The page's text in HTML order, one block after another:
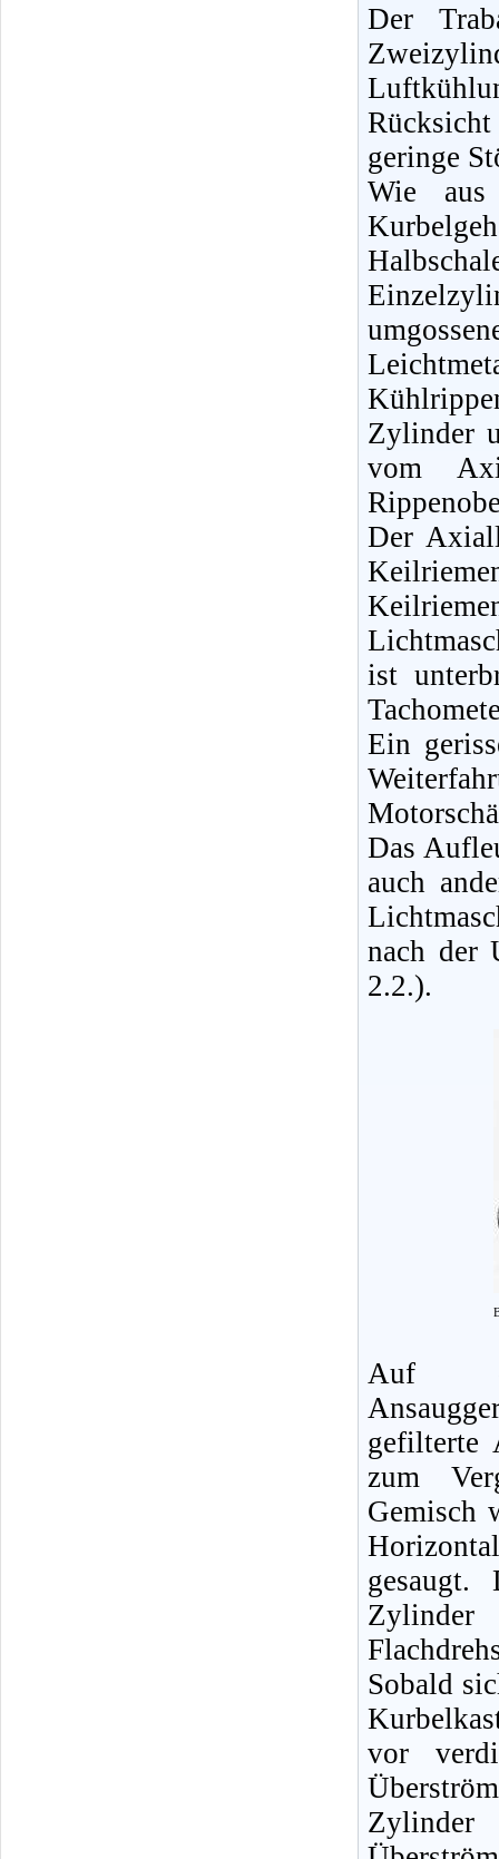
Der
geringe
Wie
Zylinder
vom
Der
ist
Ein
Das
auch
nach der
2.2.).
Auf
gefilterte
zum
Gemisch
gesaugt.
Zylinder
Sobald
vor